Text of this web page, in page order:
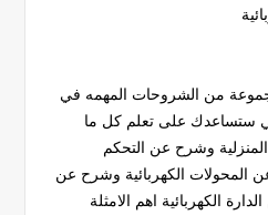
من الشروحات المهمه في
ستساعدك على تعلم كل ما
وشرح عن التحكم
المحولات الكهربائية وشرح عن
الكهربائية اهم الامثلة